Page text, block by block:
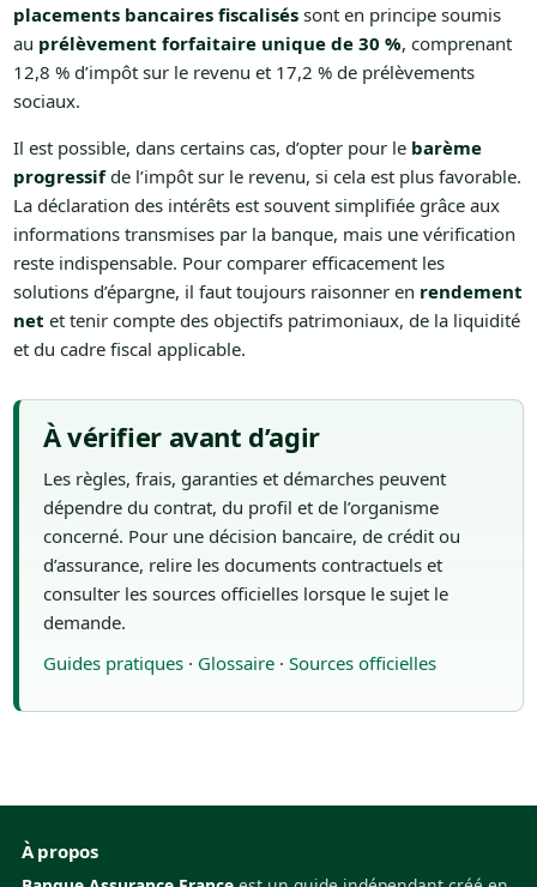
placements bancaires fiscaliséssont en principe soumis
au prélèvement forfaitaire unique de 30 %, comprenant
12,8 % d’impôt sur le revenu et 17,2 % de prélèvements
sociaux.
Il est possible, dans certains cas, d’opter pour le barème
progressifde l’impôt sur le revenu, si cela est plus favorable.
La déclaration des intérêts est souvent simplifiée grâce aux
informations transmises par la banque, mais une vérification
reste indispensable. Pour comparer efficacement les
solutions d’épargne, il faut toujours raisonner en rendement
net et tenir compte des objectifs patrimoniaux, de la liquidité
et du cadre fiscal applicable.
À vérifier avant d’agir
Les règles, frais, garanties et démarches peuvent
dépendre du contrat, du profil et de l’organisme
concerné. Pour une décision bancaire, de crédit ou
d’assurance, relire les documents contractuels et
consulter les sources officielles lorsque le sujet le
demande.
Guides pratiques· Glossaire· Sources officielles
À propos